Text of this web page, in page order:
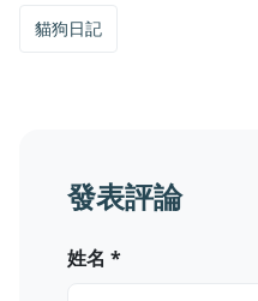
貓狗日記
發表評論
姓名 *